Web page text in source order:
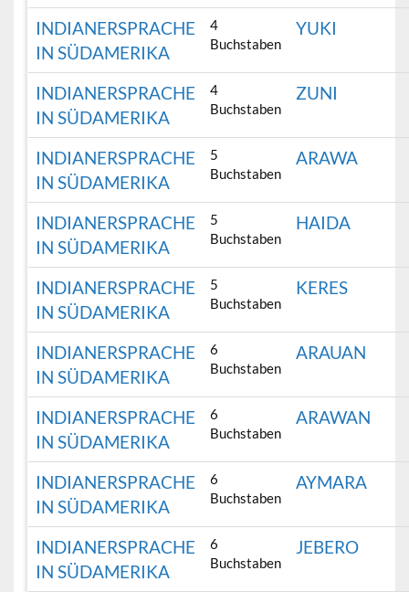
INDIANERSPRACHE
IN SÜDAMERIKA
4
Buchstaben
YUKI
INDIANERSPRACHE
IN SÜDAMERIKA
4
Buchstaben
ZUNI
INDIANERSPRACHE
IN SÜDAMERIKA
5
Buchstaben
ARAWA
INDIANERSPRACHE
IN SÜDAMERIKA
5
Buchstaben
HAIDA
INDIANERSPRACHE
IN SÜDAMERIKA
5
Buchstaben
KERES
INDIANERSPRACHE
IN SÜDAMERIKA
6
Buchstaben
ARAUAN
INDIANERSPRACHE
IN SÜDAMERIKA
6
Buchstaben
ARAWAN
INDIANERSPRACHE
IN SÜDAMERIKA
6
Buchstaben
AYMARA
INDIANERSPRACHE
IN SÜDAMERIKA
6
Buchstaben
JEBERO